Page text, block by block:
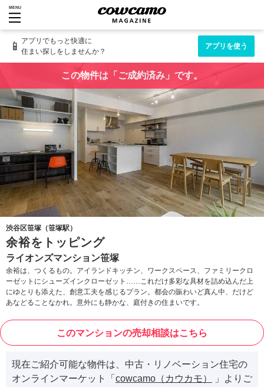
MENU
📱 アプリでもっと快適に
住まい探しをしませんか？
アプリを使う
この物件は「ご成約済み」です。
渋谷区笹塚（笹塚駅）
余裕をトッピング
ライオンズマンション笹塚
余裕は、つくるもの。アイランドキッチン、ワークスペース、ファミリークロ
ーゼットにシューズインクローゼット……これだけ多彩な具材を詰め込んだ上
にゆとりも添えた、創意工夫を感じるプラン。都会の賑わいど真ん中、だけど
あなどることなかれ。意外にも静かな、庭付きの住まいです。
このマンションの売却相談はこちら
現在ご紹介可能な物件は、中古・リノベーション住宅の
オンラインマーケット「 cowcamo（カウカモ）
」よりご